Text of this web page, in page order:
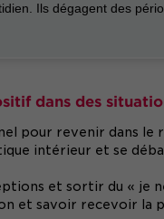
Ils dégagent des
dans des
pour revenir dans le
intérieur et se
et sortir du « je
et savoir recevoir la